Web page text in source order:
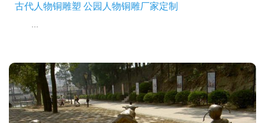
古代人物铜雕塑 公园人物铜雕厂家定制